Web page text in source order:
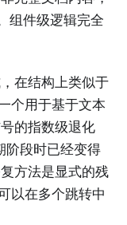
组件级逻辑完全
在结构上类似于
个用于基于文本
的指数级退化
阶段时已经变得
方法是显式的残
以在多个跳转中